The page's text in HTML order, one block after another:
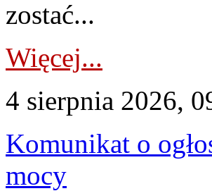
zostać...
Więcej...
4 sierpnia 2026,
Komunikat o
mocy